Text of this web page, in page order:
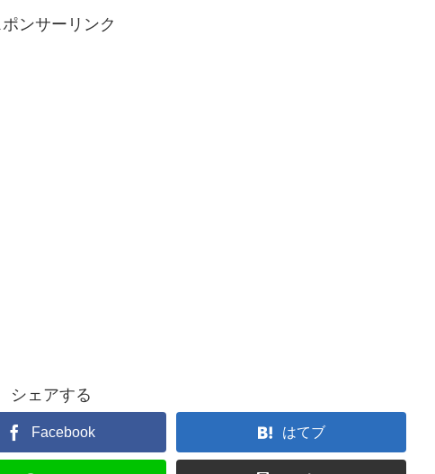
ポンサーリンク
シェアする
Facebook はてブ